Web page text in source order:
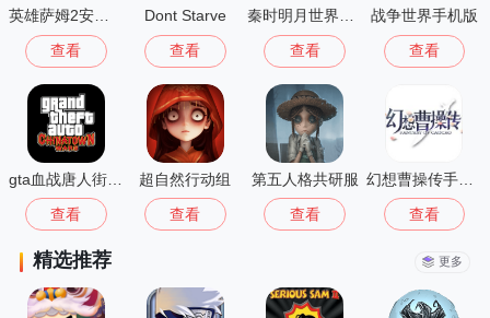
英雄萨姆2安卓版
查看
Dont Starve
查看
秦时明月世界测试服
查看
战争世界手机版
查看
查看
超自然行动组
查看
第五人格共研服
查看 查看
精选推荐 更多